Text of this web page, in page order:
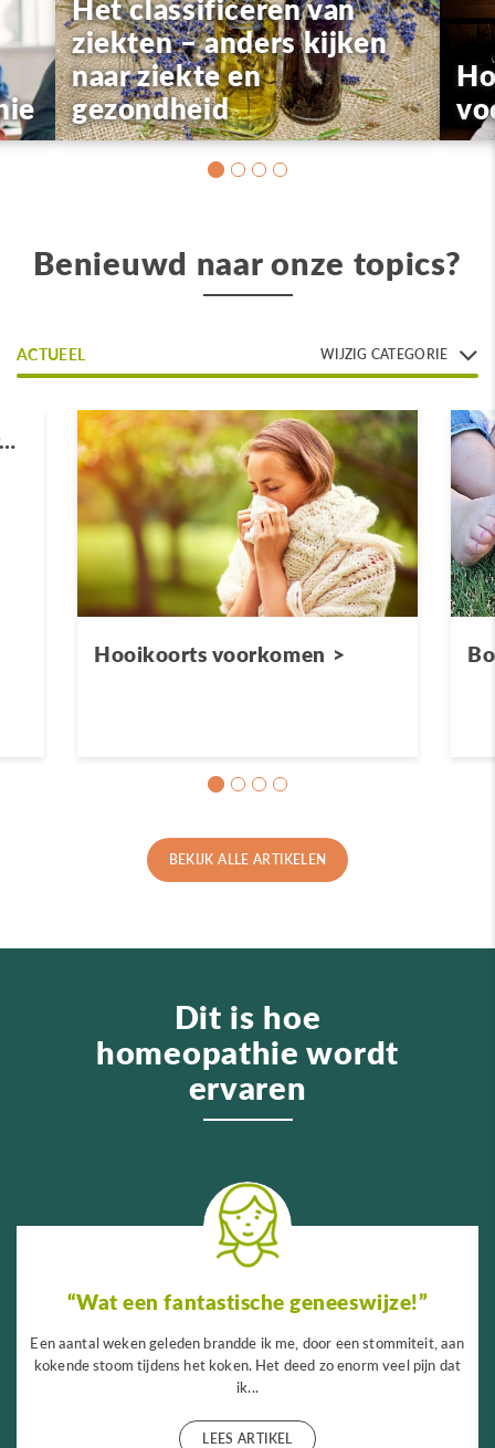
Het classificeren van
ziekten – anders kijken
naar ziekte en
gezondheid
Benieuwd naar onze topics?
ACTUEEL WIJZIG CATEGORIE
Hooikoorts voorkomen
BEKIJK ALLE ARTIKELEN
Dit is hoe
homeopathie wordt
ervaren
“Wat een fantastische geneeswijze!”
Een aantal weken geleden brandde ik me, door een stommiteit, aan
kokende stoom tijdens het koken. Het deed zo enorm veel pijn dat
ik...
LEES ARTIKEL